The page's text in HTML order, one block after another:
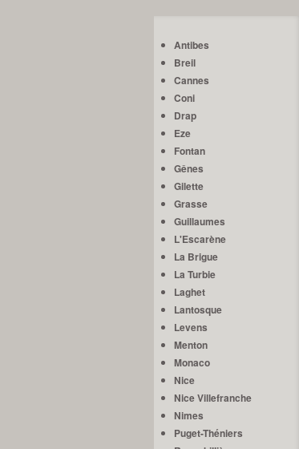
Antibes
Breil
Cannes
Coni
Drap
Eze
Fontan
Gênes
Gilette
Grasse
Guillaumes
L'Escarène
La Brigue
La Turbie
Laghet
Lantosque
Levens
Menton
Monaco
Nice
Nice Villefranche
Nimes
Puget-Théniers